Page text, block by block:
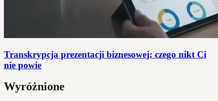
Transkrypcja prezentacji biznesowej: czego nikt Ci
nie powie
Wyróżnione